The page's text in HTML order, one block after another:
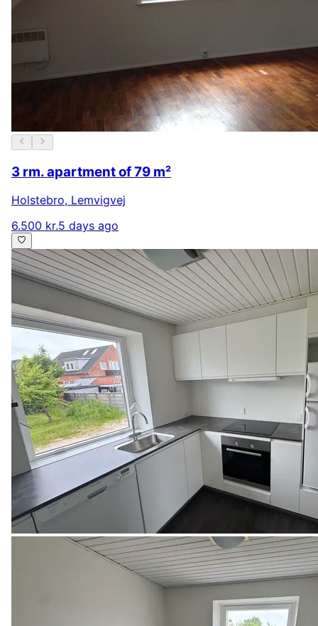
3 rm. apartment of 79 m²
Holstebro, Lemvigvej
6.500 kr.5 days ago